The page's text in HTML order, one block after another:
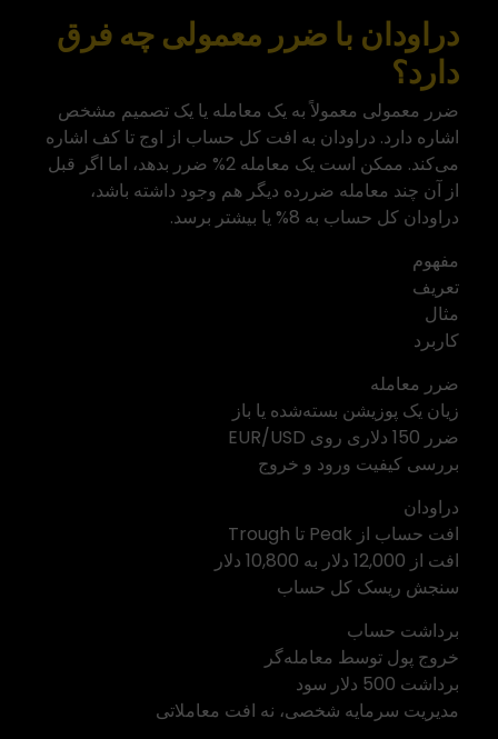
دراودان با ضرر معمولی چه فرق
دارد؟
ضرر معمولی معمولاً به یک معامله یا یک تصمیم مشخص
اشاره دارد. دراودان به افت کل حساب از اوج تا کف اشاره
می‌کند. ممکن است یک معامله 2% ضرر بدهد، اما اگر قبل
از آن چند معامله ضررده دیگر هم وجود داشته باشد،
دراودان کل حساب به 8% یا بیشتر برسد.
مفهوم
تعریف
مثال
کاربرد
ضرر معامله
زیان یک پوزیشن بسته‌شده یا باز
ضرر 150 دلاری روی EUR/USD
بررسی کیفیت ورود و خروج
دراودان
افت حساب از Peak تا Trough
افت از 12,000 دلار به 10,800 دلار
سنجش ریسک کل حساب
برداشت حساب
خروج پول توسط معامله‌گر
برداشت 500 دلار سود
مدیریت سرمایه شخصی، نه افت معاملاتی